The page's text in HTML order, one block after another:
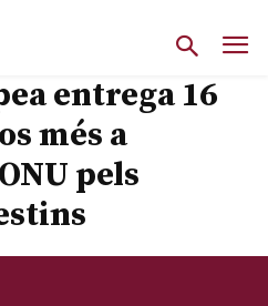
entrega 16
més a
pels